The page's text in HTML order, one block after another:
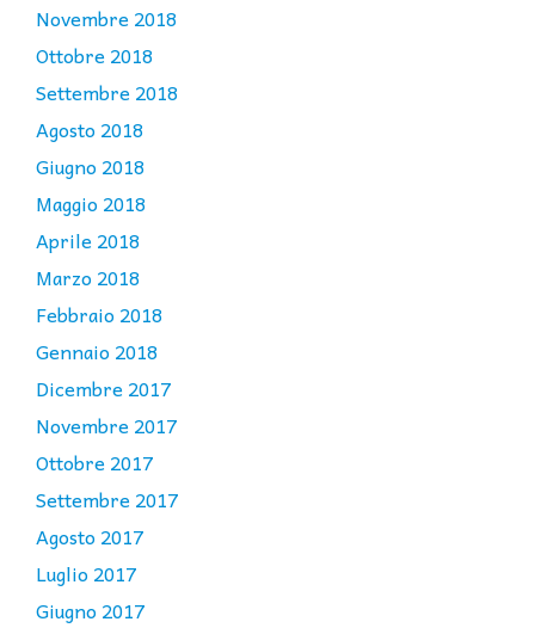
Novembre 2018
Ottobre 2018
Settembre 2018
Agosto 2018
Giugno 2018
Maggio 2018
Aprile 2018
Marzo 2018
Febbraio 2018
Gennaio 2018
Dicembre 2017
Novembre 2017
Ottobre 2017
Settembre 2017
Agosto 2017
Luglio 2017
Giugno 2017